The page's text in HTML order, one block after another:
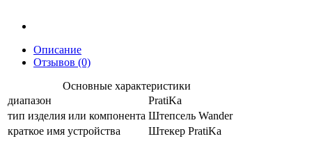
Описание
Отзывов (0)
Основные характеристики
диапазон
PratiKa
тип изделия или компонента Штепсель Wander
краткое имя устройства
Штекер PratiKa